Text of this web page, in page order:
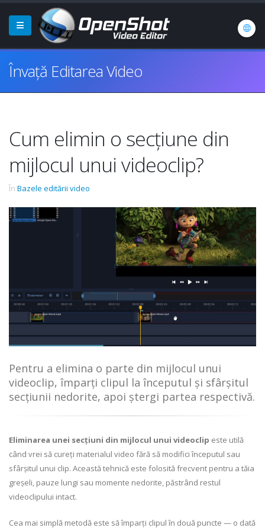
Învață Editarea Video
Cum elimin o secțiune din
mijlocul unui videoclip?
În Bazele editării video
Pentru a elimina o parte din mijlocul unui
videoclip, împarți clipul la începutul și sfârșitul
secțiunii nedorite, apoi ștergi partea respectivă.
Eliminarea unei secțiuni din mijlocul unui videoclip este utilă
când vrei să cureți materialul video fără să modifici începutul sau
sfârșitul unui clip. Această tehnică este folosită frecvent pentru a tăia
greșeli, pauze lungi sau momente nedorite, păstrând restul
videoclipului intact.
Cea mai simplă metodă este să împarți clipul în două puncte — o dată